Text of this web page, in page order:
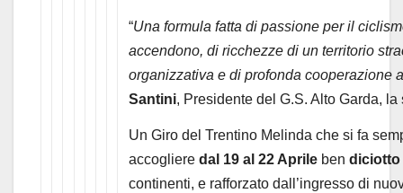
“Una formula fatta di passione per il
accendono, di ricchezze di un territorio
organizzativa e di profonda cooperazione
Santini, Presidente del G.S. Alto Garda,
Un Giro del Trentino Melinda che si fa
accogliere dal 19 al 22 Aprileben diciotto
continenti, e rafforzato dall’ingresso di